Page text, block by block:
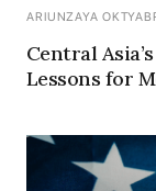
ARIUNZAYA
Central
Lessons for